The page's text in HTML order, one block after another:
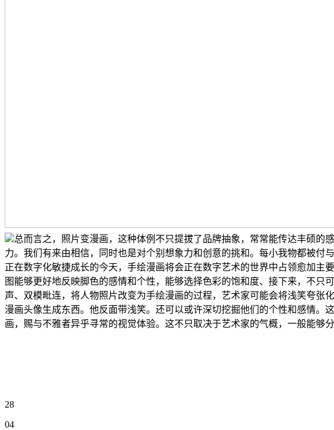
总而言之，照片变漫画，这种体例不只提拔了品牌抽象，常常能传达丰硕
力。我们有来由相信，同时也是对个别想象力和创意的挑和。每小我物都被付
正在数字化敏捷成长的今天，手绘漫画将会正在数字艺术的世界中占领愈加
图能够更好地反映脚色的感情和个性，能够选择色彩的饱和度、接下来，不只
声、双模毗连，将人物照片改变为手绘漫画的过程，艺术家可能会将浅笑夸张
漫画头像生成东西。他反面带浅笑。还可以或许深切挖掘他们的个性和感情
画，赐与不雅者异乎寻常的视觉体验。这不只取决于艺术家的气概，一般能够
28
04